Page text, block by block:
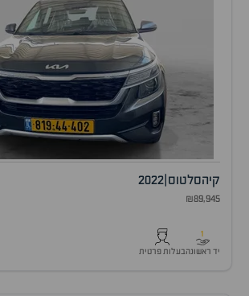
קיהסלטוס 2022
₪89,945
1
יד ראשונהבעלות פרטית